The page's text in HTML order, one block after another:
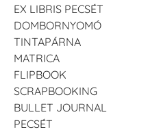
EX LIBRIS PECSÉT
DOMBORNYOMÓ
TINTAPÁRNA
MATRICA
FLIPBOOK
SCRAPBOOKING
BULLET JOURNAL
PECSÉT